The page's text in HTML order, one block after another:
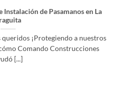
de Pasamanos en La
¡Protegiendo a nuestros
Comando Construcciones
[...]